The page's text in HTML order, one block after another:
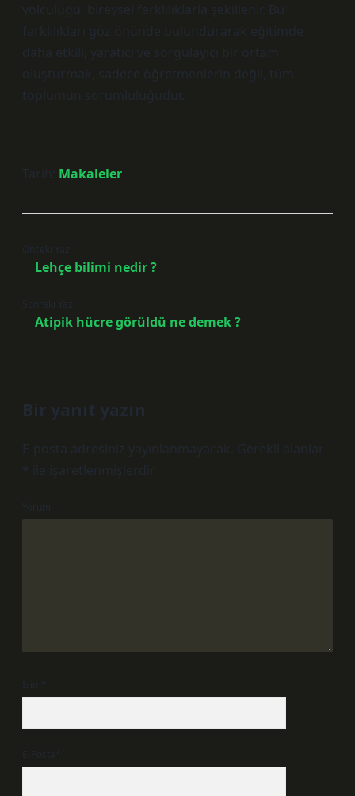
yolculuğu, bireysel farklılıklarla şekillenir. Bu
farklılıkları göz önünde bulundurarak eğitimde
daha etkili, yaratıcı ve sorgulayıcı bir ortam
oluşturmak, sadece öğretmenlerin değil, tüm
toplumun sorumluluğudur.
Tarih: Makaleler
Önceki Yazı
Lehçe bilimi nedir ?
Sonraki Yazı
Atipik hücre görüldü ne demek ?
Bir yanıt yazın
E-posta adresiniz yayınlanmayacak. Gerekli alanlar
*
ile işaretlenmişlerdir
Yorum
İsim*
E-Posta*